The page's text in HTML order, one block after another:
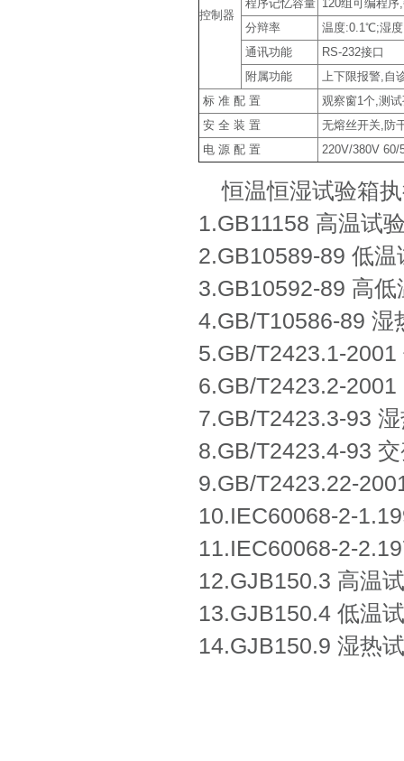
控制器
程序记忆容量 120组可编程序
分辩率
温度:0.1℃;湿
通讯功能
RS-232接口
附属功能
上下限报警,自
标 准 配 置
观察窗1个,测
安 全 装 置
无熔丝开关,防
电 源 配 置
220V/380V 60/
恒温恒湿试验箱
1.GB11158 高温试
2.GB10589-89 低
3.GB10592-89 高
4.GB/T10586-89 湿
5.GB/T2423.1-
6.GB/T2423.2-
7.GB/T2423.3-93
8.GB/T2423.4-93
9.GB/T2423.22-
10.IEC60068-2-
11.IEC60068-2-
12.GJB150.3 高温
13.GJB150.4 低温
14.GJB150.9 湿热